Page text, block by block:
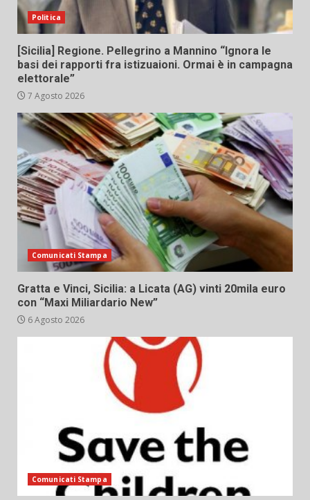
Politica
[Sicilia] Regione. Pellegrino a Mannino “Ignora le
basi dei rapporti fra istizuaioni. Ormai è in campagna
elettorale”
7 Agosto 2026
Comunicati Stampa
Gratta e Vinci, Sicilia: a Licata (AG) vinti 20mila euro
con “Maxi Miliardario New”
6 Agosto 2026
Comunicati Stampa